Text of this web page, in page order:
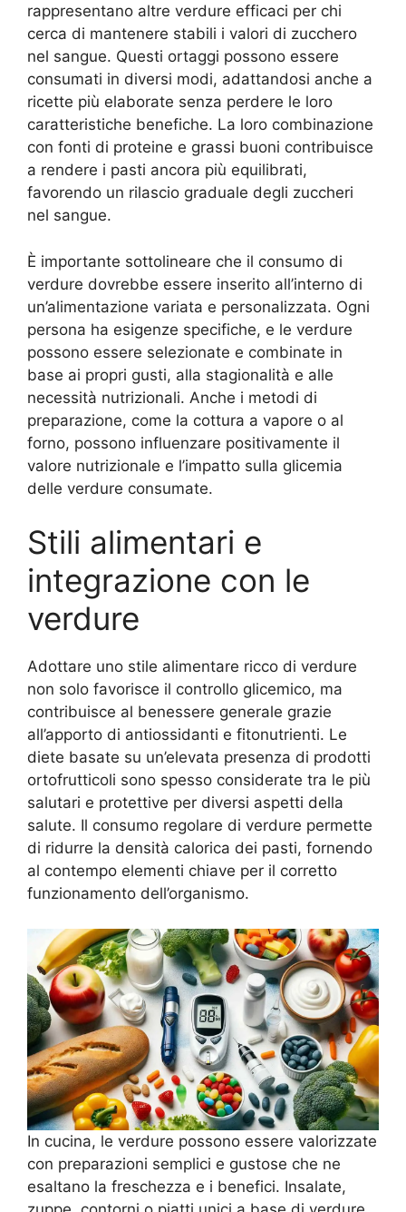
rappresentano altre verdure efficaci per chi
cerca di mantenere stabili i valori di zucchero
nel sangue. Questi ortaggi possono essere
consumati in diversi modi, adattandosi anche a
ricette più elaborate senza perdere le loro
caratteristiche benefiche. La loro combinazione
con fonti di proteine e grassi buoni contribuisce
a rendere i pasti ancora più equilibrati,
favorendo un rilascio graduale degli zuccheri
nel sangue.
È importante sottolineare che il consumo di
verdure dovrebbe essere inserito all’interno di
un’alimentazione variata e personalizzata. Ogni
persona ha esigenze specifiche, e le verdure
possono essere selezionate e combinate in
base ai propri gusti, alla stagionalità e alle
necessità nutrizionali. Anche i metodi di
preparazione, come la cottura a vapore o al
forno, possono influenzare positivamente il
valore nutrizionale e l’impatto sulla glicemia
delle verdure consumate.
Stili alimentari e
integrazione con le
verdure
Adottare uno stile alimentare ricco di verdure
non solo favorisce il controllo glicemico, ma
contribuisce al benessere generale grazie
all’apporto di antiossidanti e fitonutrienti. Le
diete basate su un’elevata presenza di prodotti
ortofrutticoli sono spesso considerate tra le più
salutari e protettive per diversi aspetti della
salute. Il consumo regolare di verdure permette
di ridurre la densità calorica dei pasti, fornendo
al contempo elementi chiave per il corretto
funzionamento dell’organismo.
In cucina, le verdure possono essere valorizzate
con preparazioni semplici e gustose che ne
esaltano la freschezza e i benefici. Insalate,